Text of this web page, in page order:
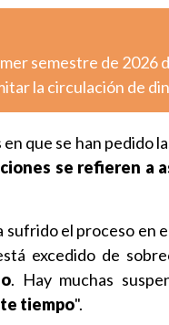
semestre de 2026
la circulación de
que se han pedido
se refieren a
sufrido el proceso
excedido de
. Hay muchas
tiempo".